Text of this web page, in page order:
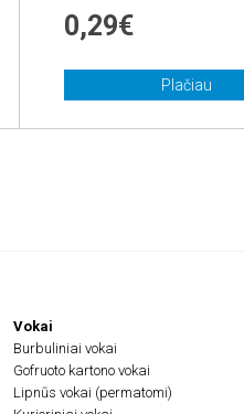
0,29€
Plačiau
Vokai
Burbuliniai vokai
Gofruoto kartono vokai
Lipnūs vokai (permatomi)